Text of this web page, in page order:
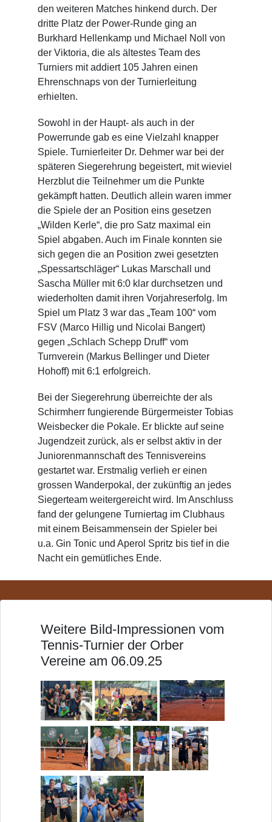
den weiteren Matches hinkend durch. Der
dritte Platz der Power-Runde ging an
Burkhard Hellenkamp und Michael Noll von
der Viktoria, die als ältestes Team des
Turniers mit addiert 105 Jahren einen
Ehrenschnaps von der Turnierleitung
erhielten.
Sowohl in der Haupt- als auch in der
Powerrunde gab es eine Vielzahl knapper
Spiele. Turnierleiter Dr. Dehmer war bei der
späteren Siegerehrung begeistert, mit wieviel
Herzblut die Teilnehmer um die Punkte
gekämpft hatten. Deutlich allein waren immer
die Spiele der an Position eins gesetzen
„Wilden Kerle“, die pro Satz maximal ein
Spiel abgaben. Auch im Finale konnten sie
sich gegen die an Position zwei gesetzten
„Spessartschläger“ Lukas Marschall und
Sascha Müller mit 6:0 klar durchsetzen und
wiederholten damit ihren Vorjahreserfolg. Im
Spiel um Platz 3 war das „Team 100“ vom
FSV (Marco Hillig und Nicolai Bangert)
gegen „Schlach Schepp Druff“ vom
Turnverein (Markus Bellinger und Dieter
Hohoff) mit 6:1 erfolgreich.
Bei der Siegerehrung überreichte der als
Schirmherr fungierende Bürgermeister Tobias
Weisbecker die Pokale. Er blickte auf seine
Jugendzeit zurück, als er selbst aktiv in der
Juniorenmannschaft des Tennisvereins
gestartet war. Erstmalig verlieh er einen
grossen Wanderpokal, der zukünftig an jedes
Siegerteam weitergereicht wird. Im Anschluss
fand der gelungene Turniertag im Clubhaus
mit einem Beisammensein der Spieler bei
u.a. Gin Tonic und Aperol Spritz bis tief in die
Nacht ein gemütliches Ende.
Weitere Bild-Impressionen vom
Tennis-Turnier der Orber
Vereine am 06.09.25